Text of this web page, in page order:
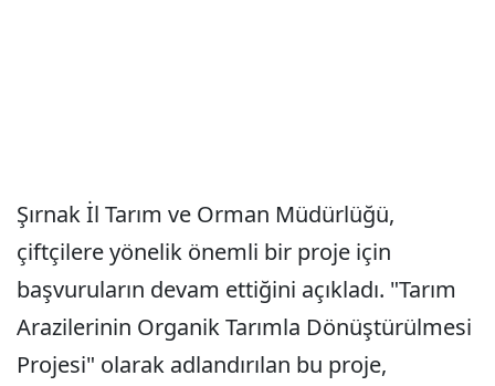
Şırnak İl Tarım ve Orman Müdürlüğü,
çiftçilere yönelik önemli bir proje için
başvuruların devam ettiğini açıkladı. "Tarım
Arazilerinin Organik Tarımla Dönüştürülmesi
Projesi" olarak adlandırılan bu proje,